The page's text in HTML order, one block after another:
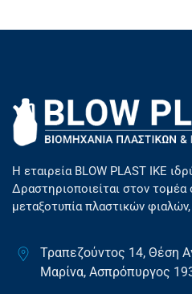
Η εταιρεία BLOW PLAST ΙΚΕ
Δραστηριοποιείται στον
μεταξοτυπία πλαστικών
Τραπεζούντος 14, Θέση
Μαρίνα, Ασπρόπυργος